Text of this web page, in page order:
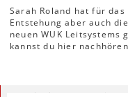
Sarah Roland hat für das
Entstehung aber auch
neuen WUK Leitsystems
kannst du hier